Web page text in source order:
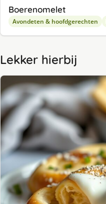
Boerenomelet
Avondeten & hoofdgerechten
Lekker hierbij